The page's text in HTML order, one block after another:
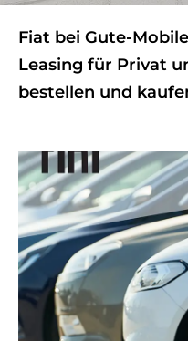
Fiat bei Gute-
Leasing für Privat
bestellen und